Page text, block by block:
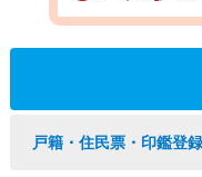
戸籍・住民票・印鑑登録